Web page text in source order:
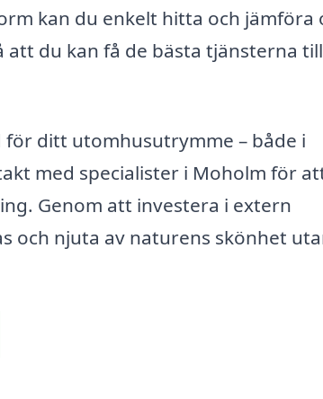
kan du enkelt hitta och jämföra
du kan få de bästa tjänsterna
ditt utomhusutrymme – både i
med specialister i Moholm för
Genom att investera i extern
och njuta av naturens skönhet